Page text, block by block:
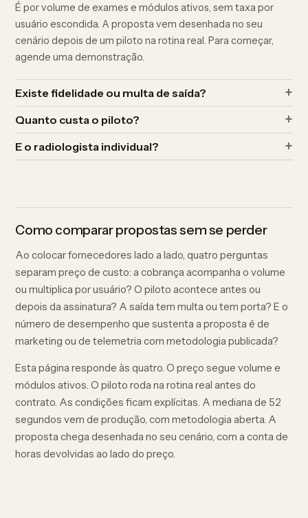
É por volume de exames e módulos ativos, sem taxa por
usuário escondida. A proposta vem desenhada no seu
cenário depois de um piloto na rotina real. Para começar,
agende uma demonstração.
Existe fidelidade ou multa de saída?
Quanto custa o piloto?
E o radiologista individual?
Como comparar propostas sem se perder
Ao colocar fornecedores lado a lado, quatro perguntas
separam preço de custo: a cobrança acompanha o volume
ou multiplica por usuário? O piloto acontece antes ou
depois da assinatura? A saída tem multa ou tem porta? E o
número de desempenho que sustenta a proposta é de
marketing ou de telemetria com metodologia publicada?
Esta página responde às quatro. O preço segue volume e
módulos ativos. O piloto roda na rotina real antes do
contrato. As condições ficam explícitas. A mediana de 52
segundos vem de produção, com metodologia aberta. A
proposta chega desenhada no seu cenário, com a conta de
horas devolvidas ao lado do preço.